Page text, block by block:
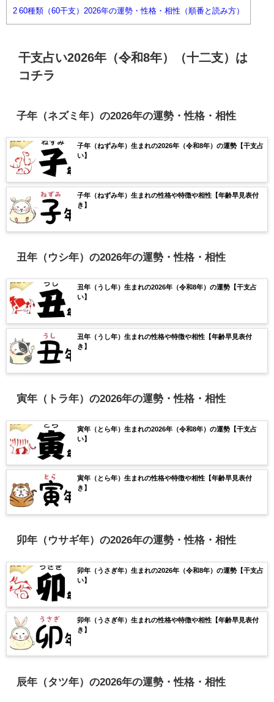
2 60種類（60干支）2026年の運勢・性格・相性（順番と読み方）
干支占い2026年（令和8年）（十二支）は
コチラ
子年（ネズミ年）の2026年の運勢・性格・相性
子年（ねずみ年）生まれの2026年（令和8年）の運勢【干支占
い】
子年（ねずみ年）生まれの性格や特徴や相性【年齢早見表付
き】
丑年（ウシ年）の2026年の運勢・性格・相性
丑年（うし年）生まれの2026年（令和8年）の運勢【干支占
い】
丑年（うし年）生まれの性格や特徴や相性【年齢早見表付
き】
寅年（トラ年）の2026年の運勢・性格・相性
寅年（とら年）生まれの2026年（令和8年）の運勢【干支占
い】
寅年（とら年）生まれの性格や特徴や相性【年齢早見表付
き】
卯年（ウサギ年）の2026年の運勢・性格・相性
卯年（うさぎ年）生まれの2026年（令和8年）の運勢【干支占
い】
卯年（うさぎ年）生まれの性格や特徴や相性【年齢早見表付
き】
辰年（タツ年）の2026年の運勢・性格・相性